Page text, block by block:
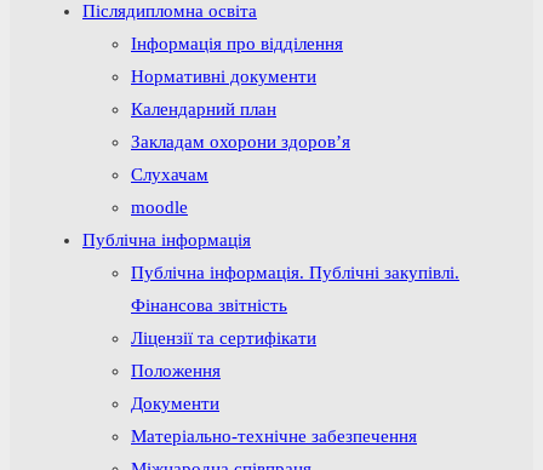
Післядипломна освіта
Інформація про відділення
Нормативні документи
Календарний план
Закладам охорони здоров’я
Слухачам
moodle
Публічна інформація
Публічна інформація. Публічні закупівлі.
Фінансова звітність
Ліцензії та сертифікати
Положення
Документи
Матеріально-технічне забезпечення